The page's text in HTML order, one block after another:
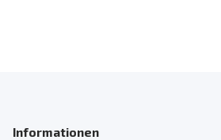
Informationen